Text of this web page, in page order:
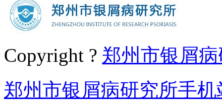
Copyright ? 郑州市银屑
郑州市银屑病研究所手机